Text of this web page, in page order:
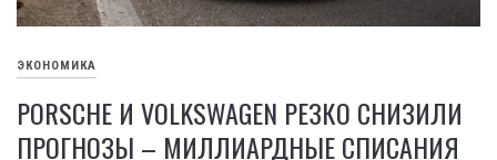
ЭКОНОМИКА
PORSCHE И VOLKSWAGEN РЕЗКО СНИЗИЛИ
ПРОГНОЗЫ – МИЛЛИАРДНЫЕ СПИСАНИЯ